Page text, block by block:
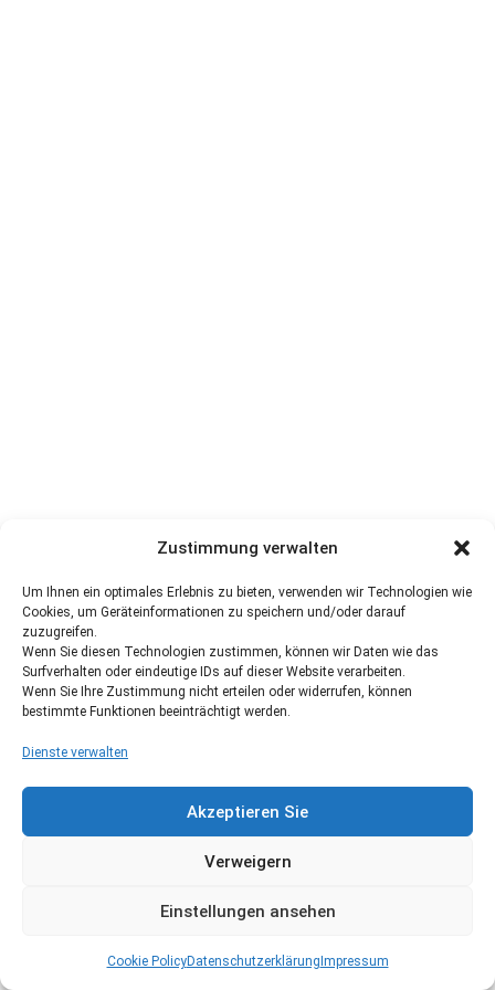
Zustimmung verwalten
Um Ihnen ein optimales Erlebnis zu bieten, verwenden wir Technologien wie
Cookies, um Geräteinformationen zu speichern und/oder darauf
zuzugreifen.
Wenn Sie diesen Technologien zustimmen, können wir Daten wie das
Surfverhalten oder eindeutige IDs auf dieser Website verarbeiten.
Wenn Sie Ihre Zustimmung nicht erteilen oder widerrufen, können
bestimmte Funktionen beeinträchtigt werden.
Dienste verwalten
Akzeptieren Sie
Verweigern
Einstellungen ansehen
Cookie PolicyDatenschutzerklärung Impressum